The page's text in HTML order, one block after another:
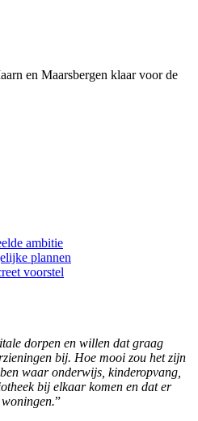
en Maarsbergen klaar voor de
ambitie
plannen
voorstel
dorpen en willen dat graag
bij. Hoe mooi zou het zijn
waar onderwijs, kinderopvang,
bij elkaar komen en dat er
”